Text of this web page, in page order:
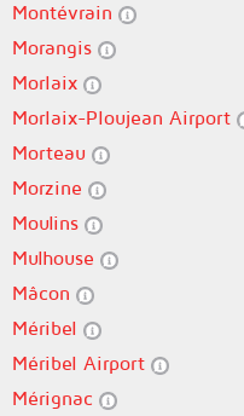
Montévrain
Morangis
Morlaix
Morlaix-Ploujean Airport
Morteau
Morzine
Moulins
Mulhouse
Mâcon
Méribel
Méribel Airport
Mérignac